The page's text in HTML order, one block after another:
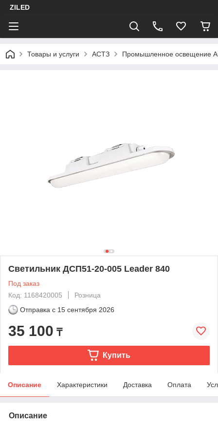
ZILED
Товары и услуги АСТЗ Промышленное освещение
Светильник ДСП51-20-005 Leader 840
Под заказ
Код: 1168420005
Розница
Отправка с 15 сентября 2026
35 100 ₸
Купить
Описание Характеристики Доставка Оплата
Описание